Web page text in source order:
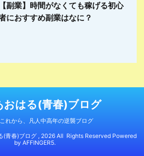
【副業】時間がなくても稼げる初心
におすすめ副業はなに？
おはる(青春)ブログ
れから、凡人中高年の逆襲ブログ
青春)ブログ , 2026 All Rights Reserved Powered
by AFFINGER5.